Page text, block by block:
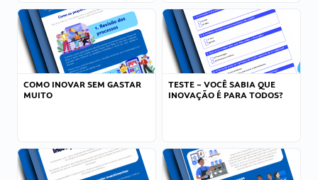
COMO INOVAR SEM GASTAR
MUITO
TESTE – VOCÊ SABIA QUE
INOVAÇÃO É PARA TODOS?